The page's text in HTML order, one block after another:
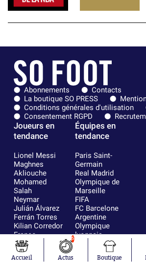
Abonnements
Contacts
La boutique SO PRESS
Conditions générales d'utilisation
Consentement RGPD
Joueurs en
tendance
Lionel Messi
Maghnes
Akliouche
Mohamed
Salah
Neymar
Julián Álvarez
Ferrán Torres
Kilian Corredor
Franco
Mastantuono
Orel Mangala
Rio Mavuba
Équipes en
tendance
Paris Saint-
Germain
Real Madrid
Olympique de
Marseille
FIFA
FC Barcelone
Argentine
Olympique
lyonnais
AS Monaco
RC Strasbourg
Trabzonspor
Accueil
6
Actus Boutique